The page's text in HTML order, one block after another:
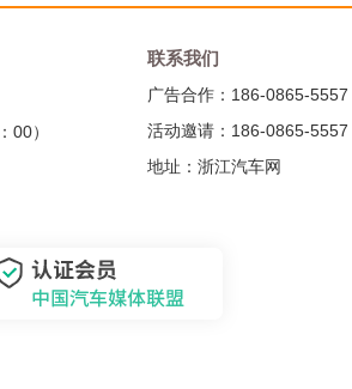
00）
联系我们
广告合作：186-0865-5557
活动邀请：186-0865-5557
地址：浙江汽车网